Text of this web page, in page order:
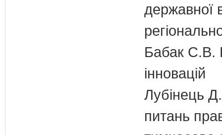
державної
Бабак С.В.
інновацій
Лубінець
питань